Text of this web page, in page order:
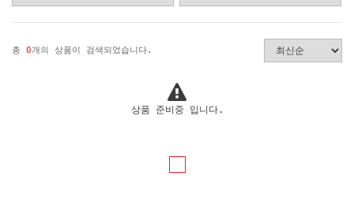
총 0개의 상품이 검색되었습니다.
상품 준비중 입니다.